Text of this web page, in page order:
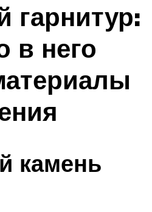
гарнитур:
в него
камень